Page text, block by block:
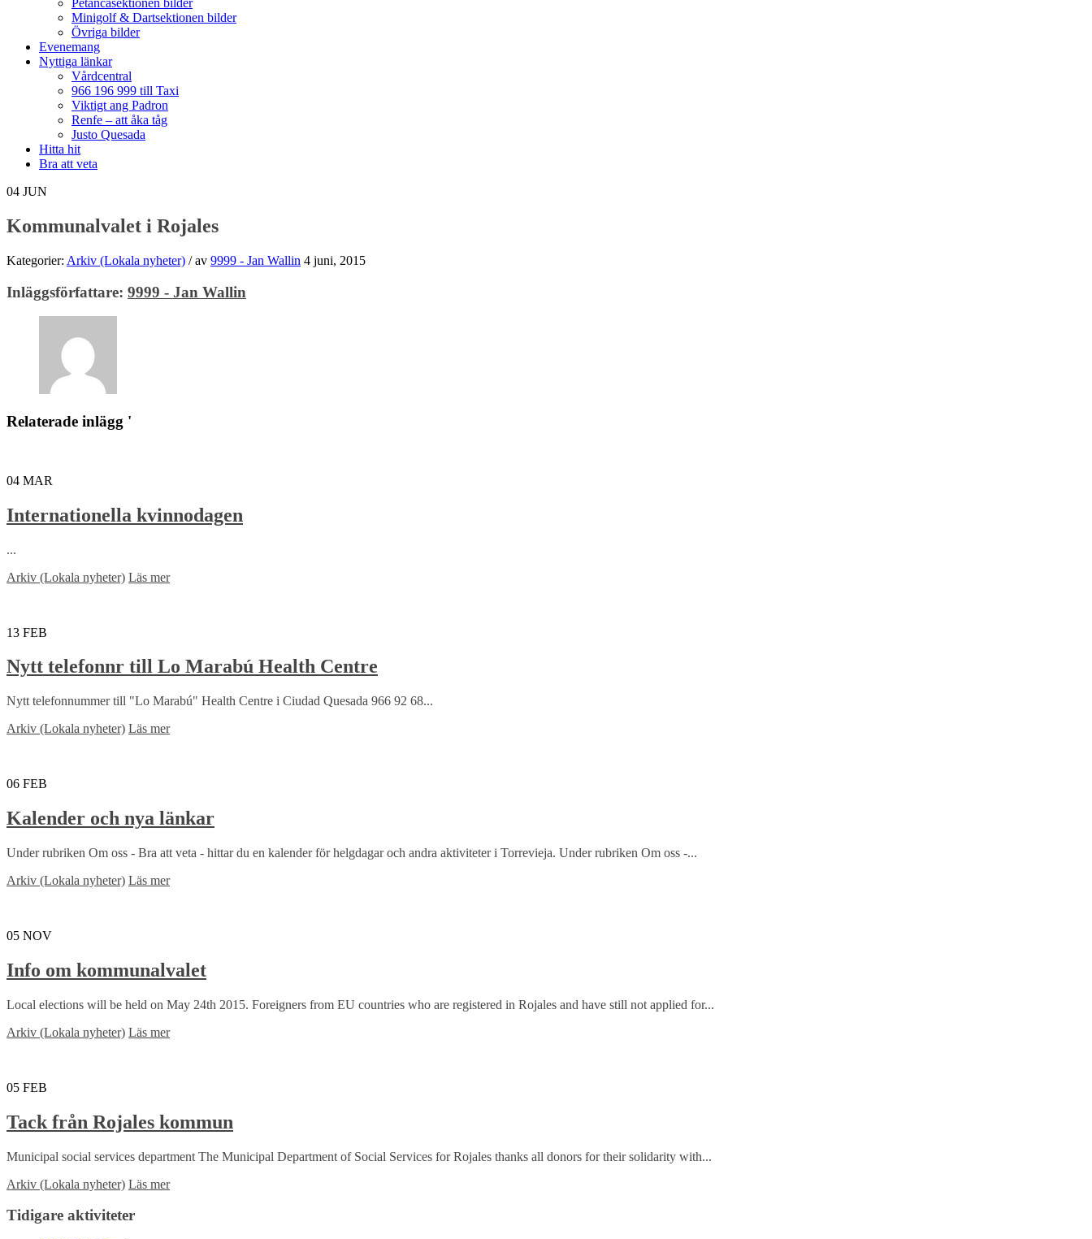
Petancasektionen bilder
Minigolf & Dartsektionen bilder
Övriga bilder
Evenemang
Nyttiga länkar
Vårdcentral
966 196 999 till Taxi
Viktigt ang Padron
Renfe – att åka tåg
Justo Quesada
Hitta hit
Bra att veta
04 JUN
Kommunalvalet i Rojales
Kategorier: Arkiv (Lokala nyheter) /av 9999 - Jan Wallin 4 juni, 2015
Inläggsförfattare: 9999 - Jan Wallin
Relaterade inlägg '
04 MAR
Internationella kvinnodagen
...
Arkiv (Lokala nyheter) Läs mer
13 FEB
Nytt telefonnr till Lo Marabú Health Centre
Nytt telefonnummer till "Lo Marabú" Health Centre i Ciudad Quesada 966 92 68...
Arkiv (Lokala nyheter) Läs mer
06 FEB
Kalender och nya länkar
Under rubriken Om oss - Bra att veta - hittar du en kalender för helgdagar och andra aktiviteter i Torrevieja. Under rubriken Om oss -...
Arkiv (Lokala nyheter) Läs mer
05 NOV
Info om kommunalvalet
Local elections will be held on May 24th 2015. Foreigners from EU countries who are registered in Rojales and have still not applied for...
Arkiv (Lokala nyheter) Läs mer
05 FEB
Tack från Rojales kommun
Municipal social services department The Municipal Department of Social Services for Rojales thanks all donors for their solidarity with...
Arkiv (Lokala nyheter) Läs mer
Tidigare aktiviteter